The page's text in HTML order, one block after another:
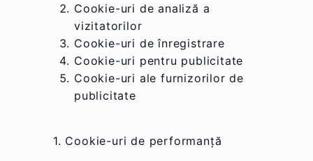
Cookie-uri de analiză a
vizitatorilor
Cookie-uri de înregistrare
Cookie-uri pentru publicitate
Cookie-uri ale furnizorilor de
publicitate
1. Cookie-uri de performanță